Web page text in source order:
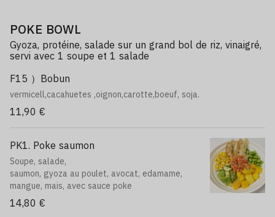
12. Sushi saumon 3pcs,
13. Salade saumon avocat
14. Gyoza 4pcs,
16. Brochettes boulettes de poulet 3pcs,
21. Brochettes fromage au boeuf 3pcs,
23. Beignet de crevettes 2pcs,
24. Brochettes saumon 2pcs,
25. Raviolis crevettes frits 3pcs,
31. Frit roll thon cuit 6pcs,
32. California saumon fromage 6pcs,
33. Brochettes thon 2pcs,
34. Sushi crevettes 2pcs,
POKE BOWL
Gyoza, protéine, salade sur un grand bol de riz, vinaigré,
servi avec 1 soupe et 1 salade
F15 ）Bobun
vermicell,cacahuetes ,oignon,carotte,boeuf, soja.
11,90 €
PK1. Poke saumon
Soupe, salade,
saumon, gyoza au poulet, avocat, edamame,
mangue, mais, avec sauce poke
14,80 €